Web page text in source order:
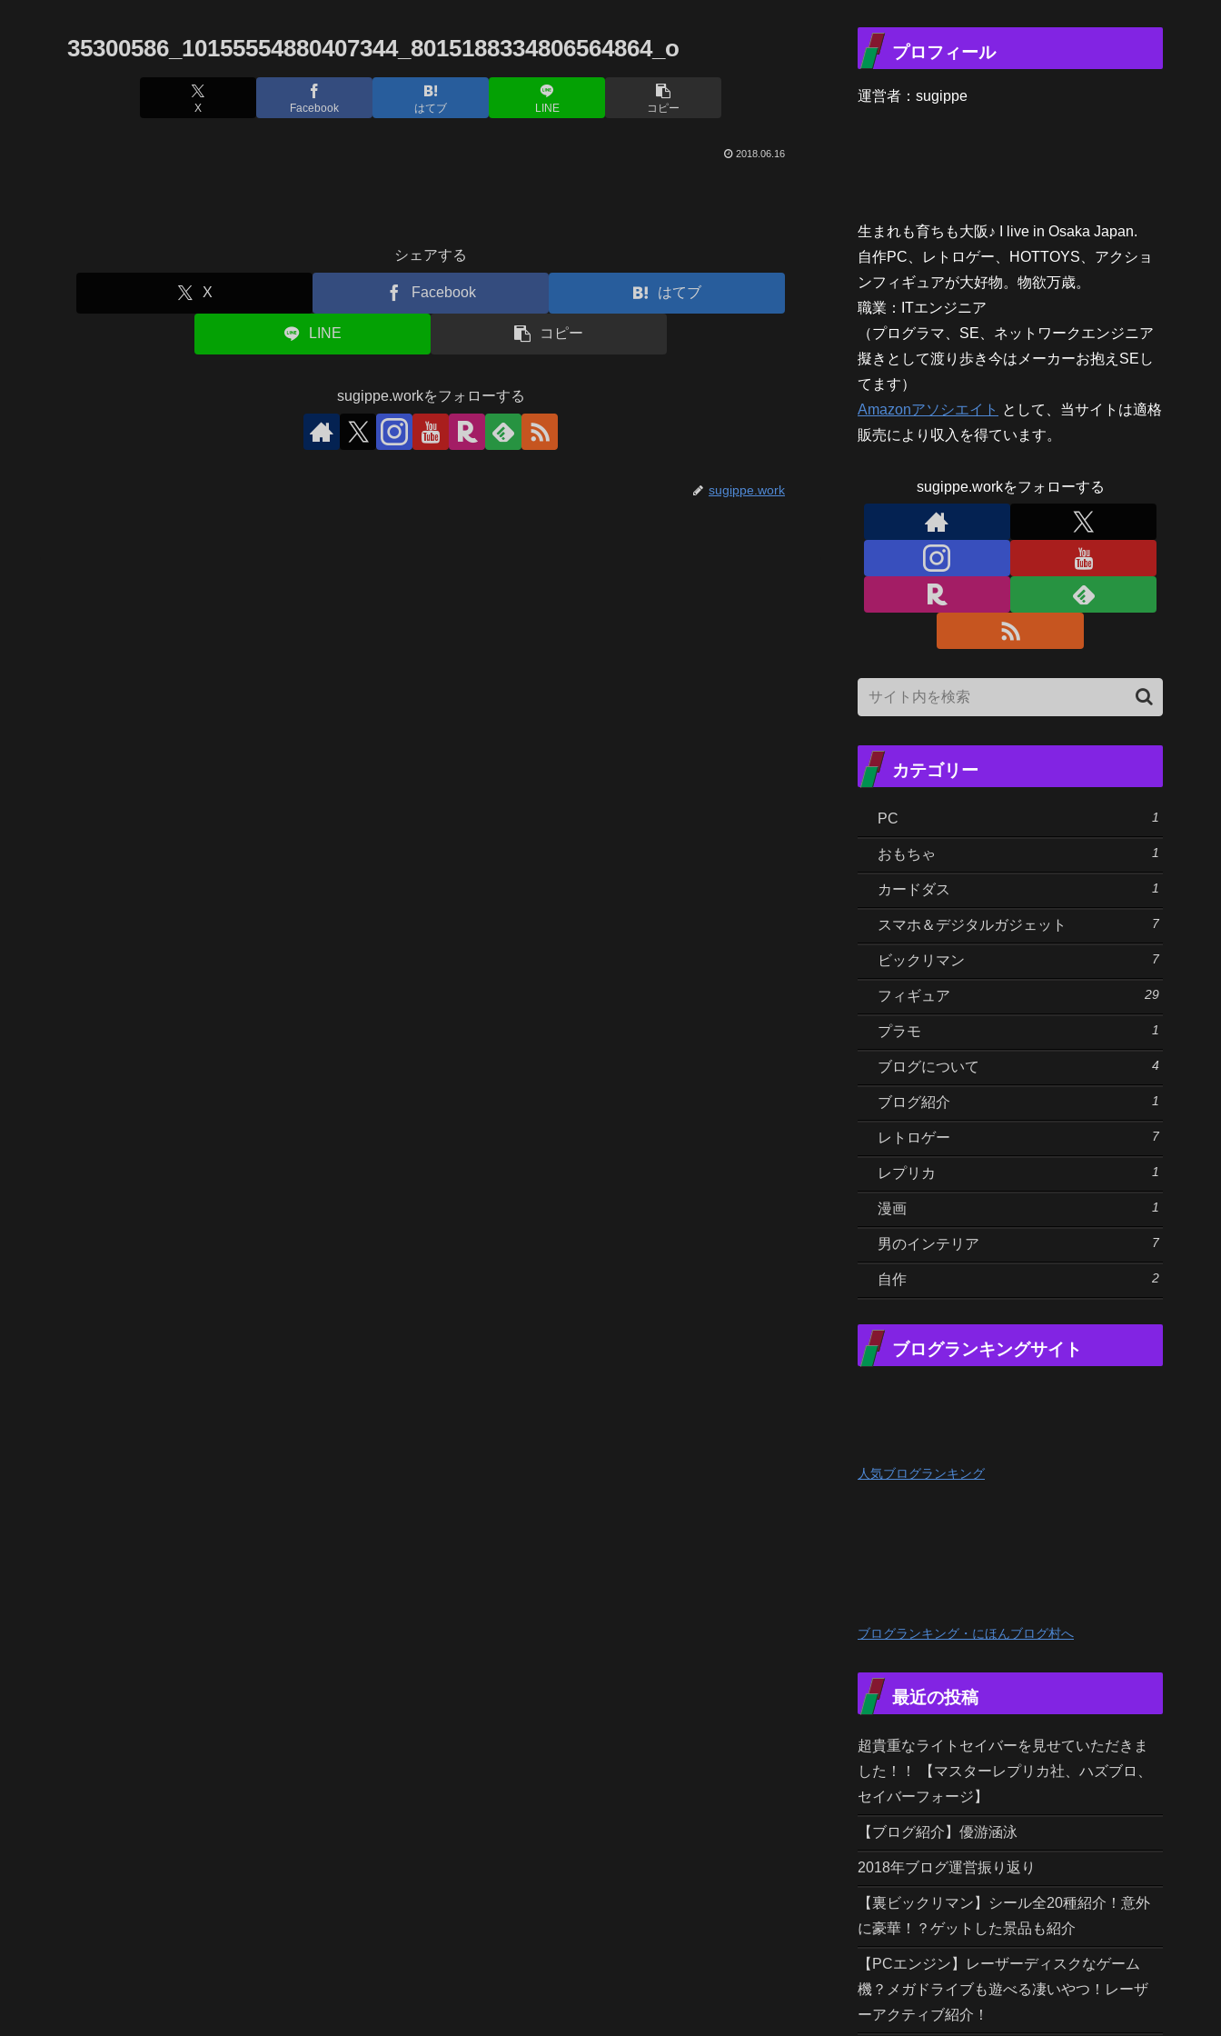
35300586_10155554880407344_8015188334806564864_o
X Facebook はてブ LINE コピー
2018.06.16
シェアする
X Facebook はてブ
LINE コピー
sugippe.workをフォローする
sugippe.work
プロフィール
運営者：sugippe
生まれも育ちも大阪♪ I live in Osaka Japan.
自作PC、レトロゲー、HOTTOYS、アクショ
ンフィギュアが大好物。物欲万歳。
職業：ITエンジニア
（プログラマ、SE、ネットワークエンジニア
擬きとして渡り歩き今はメーカーお抱えSEし
てます）
Amazonアソシエイト として、当サイトは適格
販売により収入を得ています。
sugippe.workをフォローする
カテゴリー
PC 1
おもちゃ 1
カードダス 1
スマホ＆デジタルガジェット 7
ビックリマン 7
フィギュア 29
プラモ 1
ブログについて 4
ブログ紹介 1
レトロゲー 7
レプリカ 1
漫画 1
男のインテリア 7
自作 2
ブログランキングサイト
人気ブログランキング
ブログランキング・にほんブログ村へ
最近の投稿
超貴重なライトセイバーを見せていただきま
した！！ 【マスターレプリカ社、ハズブロ、
セイバーフォージ】
【ブログ紹介】優游涵泳
2018年ブログ運営振り返り
【裏ビックリマン】シール全20種紹介！意外
に豪華！？ゲットした景品も紹介
【PCエンジン】レーザーディスクなゲーム
機？メガドライブも遊べる凄いやつ！レーザ
ーアクティブ紹介！